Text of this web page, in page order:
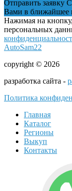
Отправить заявку
Вами в ближайшее
Нажимая на
персональных
AutoSam22
copyright © 2026
разработка сайта -
Политика
Главная
Каталог
Регионы
Выкуп
Контакты